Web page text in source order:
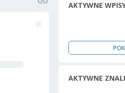
AKTYWNE
AKTYWNE